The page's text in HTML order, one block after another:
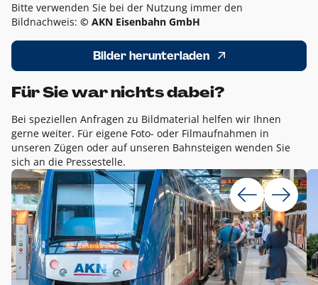
Bitte verwenden Sie bei der Nutzung immer den
Bildnachweis: © AKN Eisenbahn GmbH
Bilder herunterladen
Für Sie war nichts dabei?
Bei speziellen Anfragen zu Bildmaterial helfen wir Ihnen
gerne weiter. Für eigene Foto- oder Filmaufnahmen in
unseren Zügen oder auf unseren Bahnsteigen wenden Sie
sich an die Pressestelle.